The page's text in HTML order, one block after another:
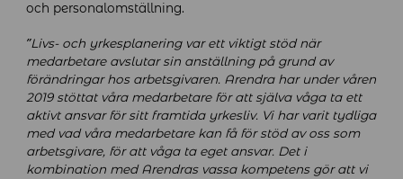
och personalomställning.
”Livs- och yrkesplanering var ett viktigt stöd när
medarbetare avslutar sin anställning på grund av
förändringar hos arbetsgivaren. Arendra har under våren
2019 stöttat våra medarbetare för att själva våga ta ett
aktivt ansvar för sitt framtida yrkesliv. Vi har varit tydliga
med vad våra medarbetare kan få för stöd av oss som
arbetsgivare, för att våga ta eget ansvar. Det i
kombination med Arendras vassa kompetens gör att vi